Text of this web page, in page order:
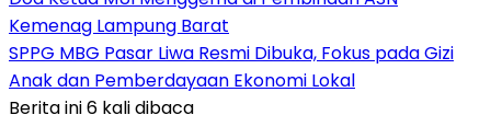
Kemenag Lampung Barat
SPPG MBG Pasar Liwa Resmi Dibuka, Fokus pada Gizi
Anak dan Pemberdayaan Ekonomi Lokal
Berita ini 6 kali dibaca